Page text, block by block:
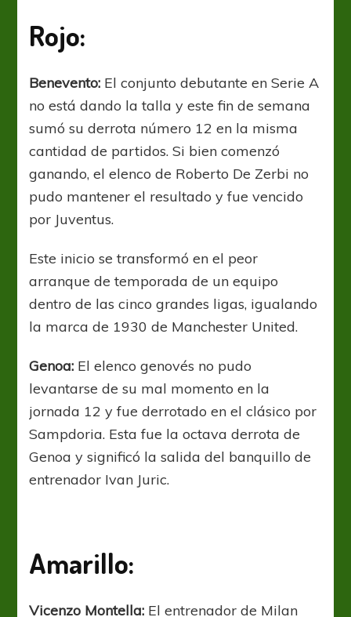
Rojo:
Benevento: El conjunto debutante en Serie A
no está dando la talla y este fin de semana
sumó su derrota número 12 en la misma
cantidad de partidos. Si bien comenzó
ganando, el elenco de Roberto De Zerbi no
pudo mantener el resultado y fue vencido
por Juventus.
Este inicio se transformó en el peor
arranque de temporada de un equipo
dentro de las cinco grandes ligas, igualando
la marca de 1930 de Manchester United.
Genoa: El elenco genovés no pudo
levantarse de su mal momento en la
jornada 12 y fue derrotado en el clásico por
Sampdoria. Esta fue la octava derrota de
Genoa y significó la salida del banquillo de
entrenador Ivan Juric.
Amarillo:
Vicenzo Montella: El entrenador de Milan